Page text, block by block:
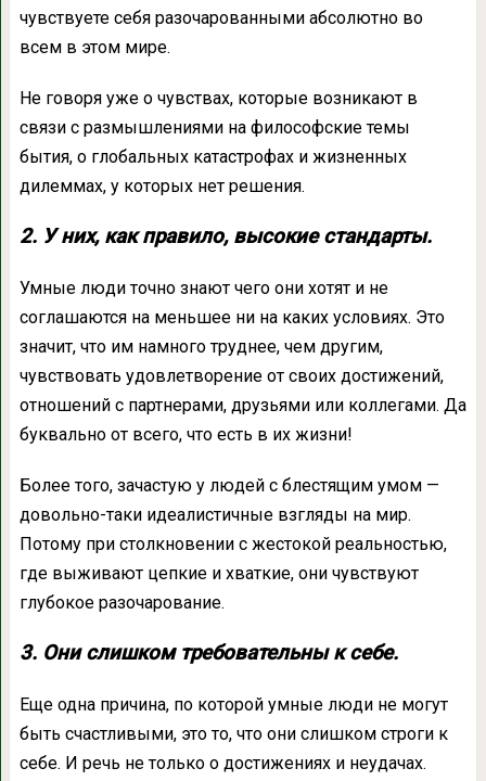
чувствуете себя разочарованными абсолютно во
всем в этом мире.
Не говоря уже о чувствах, которые возникают в
связи с размышлениями на философские темы
бытия, о глобальных катастрофах и жизненных
дилеммах, у которых нет решения.
2. У них, как правило, высокие стандарты.
Умные люди точно знают чего они хотят и не
соглашаются на меньшее ни на каких условиях. Это
значит, что им намного труднее, чем другим,
чувствовать удовлетворение от своих достижений,
отношений с партнерами, друзьями или коллегами. Да
буквально от всего, что есть в их жизни!
Более того, зачастую у людей с блестящим умом —
довольно-таки идеалистичные взгляды на мир.
Потому при столкновении с жестокой реальностью,
где выживают цепкие и хваткие, они чувствуют
глубокое разочарование.
3. Они слишком требовательны к себе.
Еще одна причина, по которой умные люди не могут
быть счастливыми, это то, что они слишком строги к
себе. И речь не только о достижениях и неудачах.